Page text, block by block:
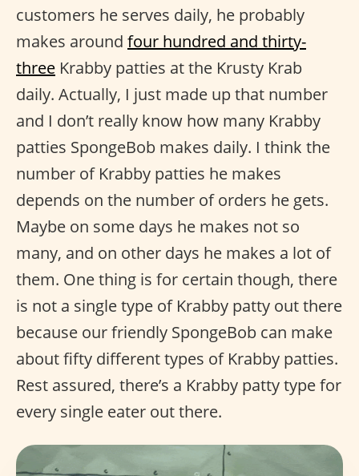
customers he serves daily, he probably
makes around four hundred and thirty-
three Krabby patties at the Krusty Krab
daily. Actually, I just made up that number
and I don’t really know how many Krabby
patties SpongeBob makes daily. I think the
number of Krabby patties he makes
depends on the number of orders he gets.
Maybe on some days he makes not so
many, and on other days he makes a lot of
them. One thing is for certain though, there
is not a single type of Krabby patty out there
because our friendly SpongeBob can make
about fifty different types of Krabby patties.
Rest assured, there’s a Krabby patty type for
every single eater out there.